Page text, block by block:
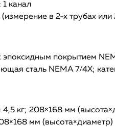
1 канал
в 2-х трубах
покрытием
сталь NEMA 7/4X;
4,5 кг; 208×168 мм
мм (высота×диаметр)